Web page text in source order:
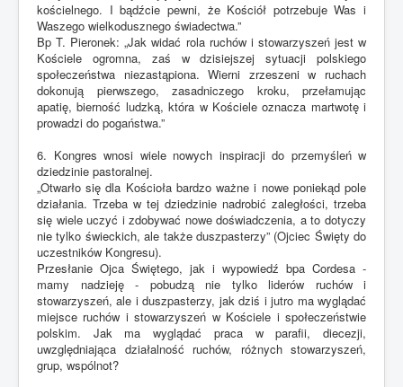
kościelnego. I bądźcie pewni, że Kościół potrzebuje Was i
Waszego wielkodusznego świadectwa.”
Bp T. Pieronek: „Jak widać rola ruchów i stowarzyszeń jest w
Kościele ogromna, zaś w dzisiejszej sytuacji polskiego
społeczeństwa niezastąpiona. Wierni zrzeszeni w ruchach
dokonują pierwszego, zasadniczego kroku, przełamując
apatię, bierność ludzką, która w Kościele oznacza martwotę i
prowadzi do pogaństwa.”
6. Kongres wnosi wiele nowych inspiracji do przemyśleń w
dziedzinie pastoralnej.
„Otwarło się dla Kościoła bardzo ważne i nowe poniekąd pole
działania. Trzeba w tej dziedzinie nadrobić zaległości, trzeba
się wiele uczyć i zdobywać nowe doświadczenia, a to dotyczy
nie tylko świeckich, ale także duszpasterzy” (Ojciec Święty do
uczestników Kongresu).
Przesłanie Ojca Świętego, jak i wypowiedź bpa Cordesa -
mamy nadzieję - pobudzą nie tylko liderów ruchów i
stowarzyszeń, ale i duszpasterzy, jak dziś i jutro ma wyglądać
miejsce ruchów i stowarzyszeń w Kościele i społeczeństwie
polskim. Jak ma wyglądać praca w parafii, diecezji,
uwzględniająca działalność ruchów, różnych stowarzyszeń,
grup, wspólnot?